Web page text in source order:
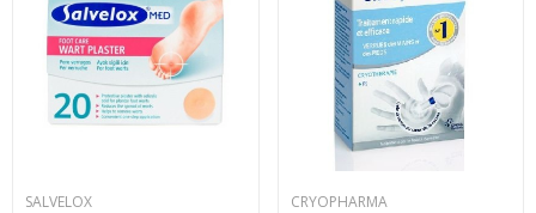
SALVELOX CRYOPHARMA